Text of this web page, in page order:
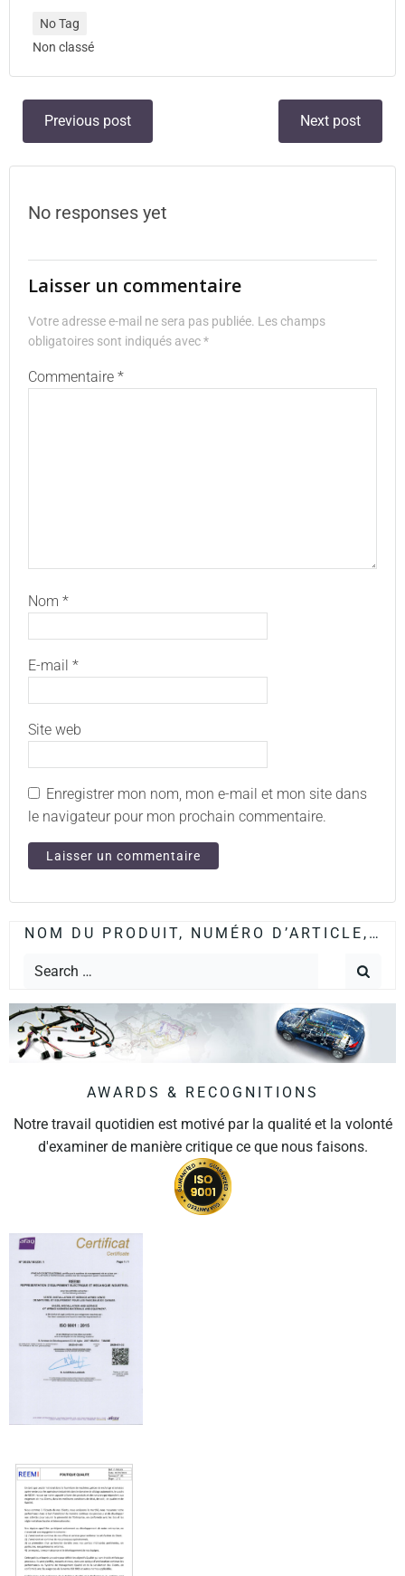
No Tag
Non classé
Previous post Next post
No responses yet
Laisser un commentaire
Votre adresse e-mail ne sera pas publiée. Les champs
obligatoires sont indiqués avec*
Commentaire *
Nom *
E-mail *
Site web
Enregistrer mon nom, mon e-mail et mon site dans
le navigateur pour mon prochain commentaire.
NOM DU PRODUIT, NUMÉRO D’ARTICLE,…
AWARDS & RECOGNITIONS
Notre travail quotidien est motivé par la qualité et la volonté
d'examiner de manière critique ce que nous faisons.